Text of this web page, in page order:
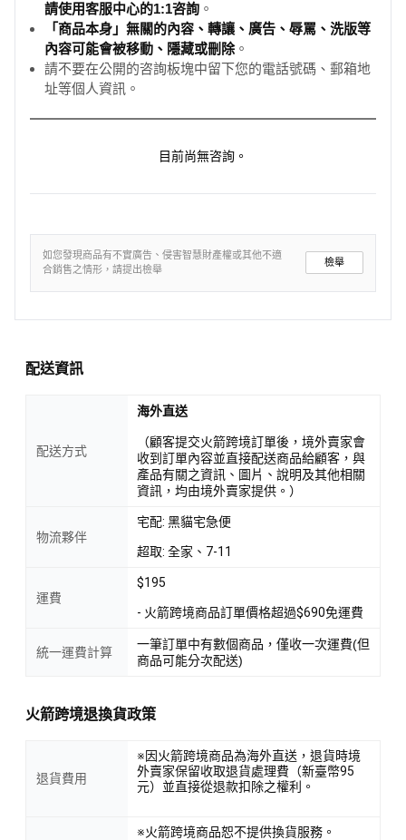
請使用客服中心的1:1咨詢 。
「商品本身」無關的內容、轉讓、廣告、辱罵、洗版等
內容可能會被移動、隱藏或刪除。
請不要在公開的咨詢板塊中留下您的電話號碼、郵箱地
址等個人資訊。
目前尚無咨詢。
如您發現商品有不實廣告、侵害智慧財產權或其他不適
合銷售之情形，請提出檢舉
檢舉
配送資訊
配送方式
海外直送
（顧客提交火箭跨境訂單後，境外賣家會
收到訂單內容並直接配送商品給顧客，與
產品有關之資訊、圖片、說明及其他相關
資訊，均由境外賣家提供。）
物流夥伴
宅配: 黑貓宅急便
超取: 全家、7-11
運費
$195
- 火箭跨境商品訂單價格超過$690免運費
統一運費計算
一筆訂單中有數個商品，僅收一次運費(但
商品可能分次配送)
火箭跨境退換貨政策
退貨費用
※因火箭跨境商品為海外直送，退貨時境
外賣家保留收取退貨處理費（新臺幣95
元）並直接從退款扣除之權利。
※火箭跨境商品恕不提供換貨服務。